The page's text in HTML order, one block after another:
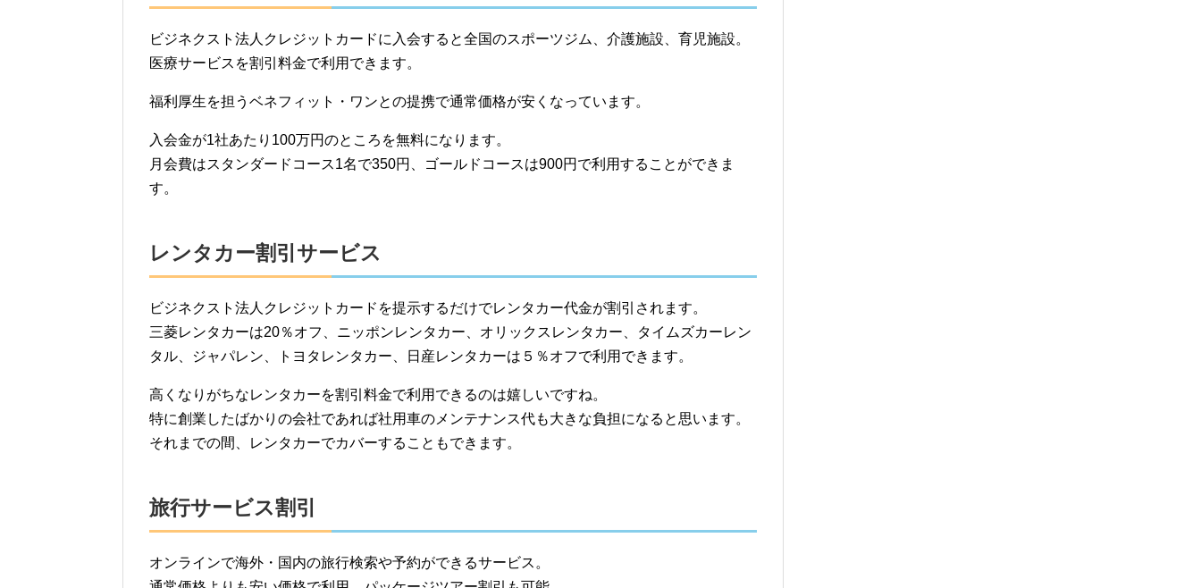
ビジネクスト法人クレジットカードに入会すると全国のスポーツジム、介護施設、育児施設。
医療サービスを割引料金で利用できます。
福利厚生を担うベネフィット・ワンとの提携で通常価格が安くなっています。
入会金が1社あたり100万円のところを無料になります。
月会費はスタンダードコース1名で350円、ゴールドコースは900円で利用することができま
す。
レンタカー割引サービス
ビジネクスト法人クレジットカードを提示するだけでレンタカー代金が割引されます。
三菱レンタカーは20％オフ、ニッポンレンタカー、オリックスレンタカー、タイムズカーレン
タル、ジャパレン、トヨタレンタカー、日産レンタカーは５％オフで利用できます。
高くなりがちなレンタカーを割引料金で利用できるのは嬉しいですね。
特に創業したばかりの会社であれば社用車のメンテナンス代も大きな負担になると思います。
それまでの間、レンタカーでカバーすることもできます。
旅行サービス割引
オンラインで海外・国内の旅行検索や予約ができるサービス。